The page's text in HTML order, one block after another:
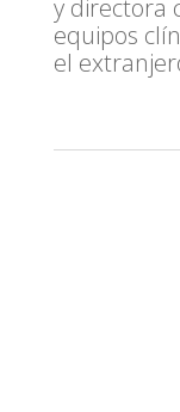
y directora
equipos
el